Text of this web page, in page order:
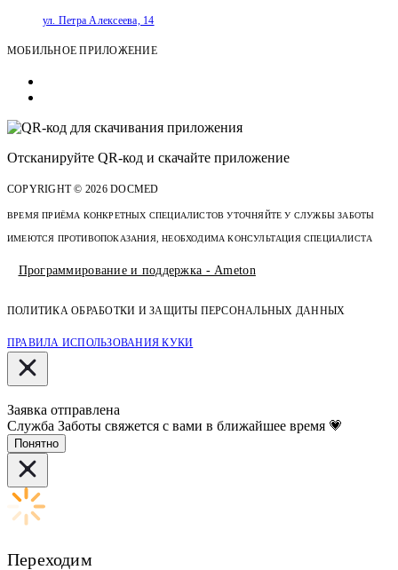
ул. Петра Алексеева, 14
МОБИЛЬНОЕ ПРИЛОЖЕНИЕ
Отсканируйте QR-код и скачайте приложение
COPYRIGHT © 2026 DOCMED
ВРЕМЯ ПРИЁМА КОНКРЕТНЫХ СПЕЦИАЛИСТОВ УТОЧНЯЙТЕ У СЛУЖБЫ ЗАБОТЫ
ИМЕЮТСЯ ПРОТИВОПОКАЗАНИЯ, НЕОБХОДИМА КОНСУЛЬТАЦИЯ СПЕЦИАЛИСТА
Программирование и поддержка - Ameton
ПОЛИТИКА ОБРАБОТКИ И ЗАЩИТЫ ПЕРСОНАЛЬНЫХ ДАННЫХ
ПРАВИЛА ИСПОЛЬЗОВАНИЯ КУКИ
Заявка отправлена
Служба Заботы свяжется с вами в ближайшее время 💗
Понятно
Переходим